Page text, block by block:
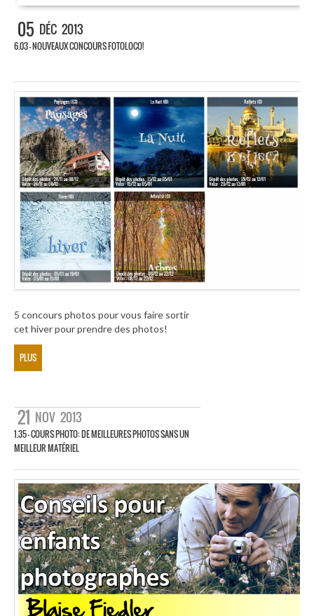
05 DÉC 2013
6.03 – NOUVEAUX CONCOURS FOTOLOCO!
5 concours photos pour vous faire sortir
cet hiver pour prendre des photos!
PLUS
21 NOV 2013
1.35 – COURS PHOTO: DE MEILLEURES PHOTOS SANS UN
MEILLEUR MATÉRIEL